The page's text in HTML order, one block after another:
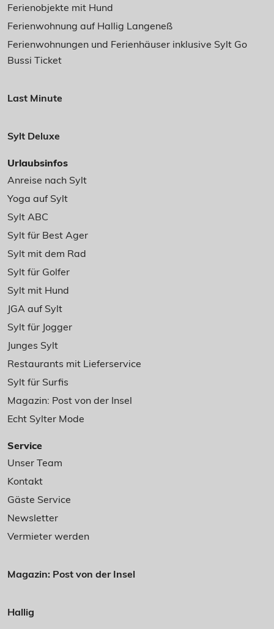
Ferienobjekte mit Hund
Ferienwohnung auf Hallig Langeneß
Ferienwohnungen und Ferienhäuser inklusive Sylt Go
Bussi Ticket
Last Minute
Sylt Deluxe
Urlaubsinfos
Anreise nach Sylt
Yoga auf Sylt
Sylt ABC
Sylt für Best Ager
Sylt mit dem Rad
Sylt für Golfer
Sylt mit Hund
JGA auf Sylt
Sylt für Jogger
Junges Sylt
Restaurants mit Lieferservice
Sylt für Surfis
Magazin: Post von der Insel
Echt Sylter Mode
Service
Unser Team
Kontakt
Gäste Service
Newsletter
Vermieter werden
Magazin: Post von der Insel
Hallig